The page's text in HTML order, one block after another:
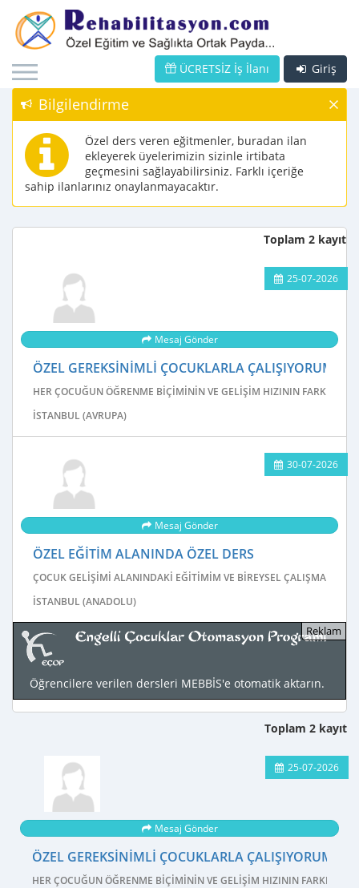
Giriş
ÜCRETSİZ İş İlanı
Bilgilendirme
Özel ders veren eğitmenler, buradan ilan
ekleyerek üyelerimizin sizinle irtibata
geçmesini sağlayabilirsiniz. Farklı içeriğe
sahip ilanlarınız onaylanmayacaktır.
Toplam 2 kayıt
25-07-2026
Mesaj Gönder
ÖZEL GEREKSINIMLI ÇOCUKLARLA ÇALIŞIYORUM
HER ÇOCUĞUN ÖĞRENME BIÇIMININ VE GELIŞIM HIZININ FARKLI
İSTANBUL (AVRUPA)
30-07-2026
Mesaj Gönder
ÖZEL EĞITIM ALANINDA ÖZEL DERS
ÇOCUK GELIŞIMI ALANINDAKI EĞITIMIM VE BIREYSEL ÇALIŞMA
İSTANBUL (ANADOLU)
Öğrencilere verilen dersleri MEBBİS'e otomatik aktarın.
Toplam 2 kayıt
25-07-2026
Mesaj Gönder
ÖZEL GEREKSINIMLI ÇOCUKLARLA ÇALIŞIYORUM
HER ÇOCUĞUN ÖĞRENME BIÇIMININ VE GELIŞIM HIZININ FARKLI